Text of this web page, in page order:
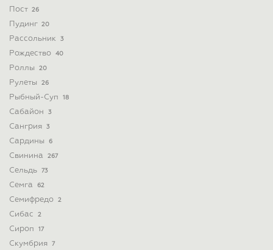
Пост 26
Пудинг 20
Рассольник 3
Рождество 40
Роллы 20
Рулеты 26
Рыбный-Суп 18
Сабайон 3
Сангрия 3
Сардины 6
Свинина 267
Сельдь 73
Семга 62
Семифредо 2
Сибас 2
Сироп 17
Скумбрия 7